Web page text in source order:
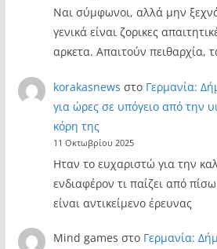
Ναι σύμφωνοι, αλλά μην
γενικά είναι ζορικες
αρκετα. Απαιτούν πειθαρχία,
korakasnews στο Γερμανία:
για ώρες σε υπόγειο από την
κόρη της
11 Οκτωβρίου 2025
Ηταν το ευχαριστώ για την
ενδιαφέρον τι παίζει από
είναι αντικείμενο έρευνας
Mind games στο Γερμανία: